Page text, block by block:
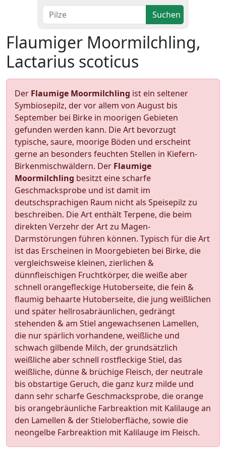
Suchen
Flaumiger Moormilchling,
Lactarius scoticus
Der Flaumige Moormilchling ist ein seltener
Symbiosepilz, der vor allem von August bis
September bei Birke in moorigen Gebieten
gefunden werden kann. Die Art bevorzugt
typische, saure, moorige Böden und erscheint
gerne an besonders feuchten Stellen in Kiefern-
Birkenmischwäldern. Der Flaumige
Moormilchling besitzt eine scharfe
Geschmacksprobe und ist damit im
deutschsprachigen Raum nicht als Speisepilz zu
beschreiben. Die Art enthält Terpene, die beim
direkten Verzehr der Art zu Magen-
Darmstörungen führen können. Typisch für die Art
ist das Erscheinen in Moorgebieten bei Birke, die
vergleichsweise kleinen, zierlichen &
dünnfleischigen Fruchtkörper, die weiße aber
schnell orangefleckige Hutoberseite, die fein &
flaumig behaarte Hutoberseite, die jung weißlichen
und später hellrosabräunlichen, gedrängt
stehenden & am Stiel angewachsenen Lamellen,
die nur spärlich vorhandene, weißliche und
schwach gilbende Milch, der grundsätzlich
weißliche aber schnell rostfleckige Stiel, das
weißliche, dünne & brüchige Fleisch, der neutrale
bis obstartige Geruch, die ganz kurz milde und
dann sehr scharfe Geschmacksprobe, die orange
bis orangebräunliche Farbreaktion mit Kalilauge an
den Lamellen & der Stieloberfläche, sowie die
neongelbe Farbreaktion mit Kalilauge im Fleisch.